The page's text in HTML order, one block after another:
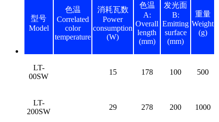
型号
Model
色温
Correlated
color
temperature
消耗瓦数
Power
consumption
(W)
色温
A:
Overall
length
(mm)
发光面
B:
Emitting
surface
(mm)
重量
Weight
(g)
LT-
00SW
15 178 100 500
LT-
200SW
29 278 200 1000